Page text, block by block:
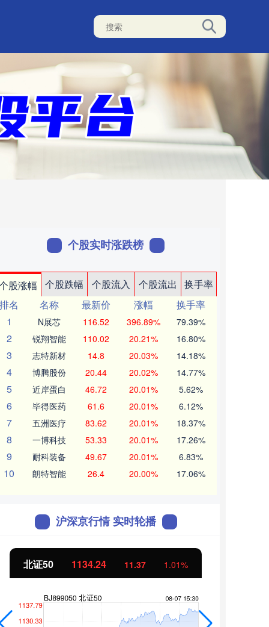
个股实时涨跌榜
股涨幅 个股跌幅 个股流入 个股流出
换手率
排名
名称 最新价 涨幅
换手率
1
N展芯 116.52 396.89% 79.39%
2 锐翔智能 110.02 20.21% 16.80%
3 志特新材 14.8 20.03% 14.18%
4 博腾股份 20.44 20.02% 14.77%
5 近岸蛋白 46.72 20.01% 5.62%
6 毕得医药 61.6 20.01% 6.12%
7 五洲医疗 83.62 20.01% 18.37%
8 一博科技 53.33 20.01% 17.26%
9 耐科装备 49.67 20.01% 6.83%
10 朗特智能 26.4 20.00% 17.06%
沪深京行情 实时轮播
北证50 1134.24 11.37 1.01%